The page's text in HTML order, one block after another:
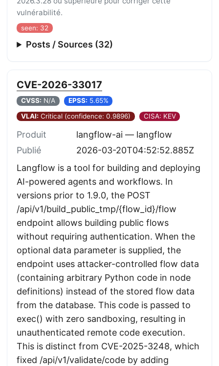
vulnérabilité.
seen: 32
Posts / Sources (32)
CVE-2026-33017
CVSS: N/A EPSS: 5.65%
VLAI: Critical (confidence: 0.9896) CISA: KEV
Produit
langflow-ai — langflow
Publié
2026-03-20T04:52:52.885Z
Langflow is a tool for building and deploying
AI-powered agents and workflows. In
versions prior to 1.9.0, the POST
/api/v1/build_public_tmp/{flow_id}/flow
endpoint allows building public flows
without requiring authentication. When the
optional data parameter is supplied, the
endpoint uses attacker-controlled flow data
(containing arbitrary Python code in node
definitions) instead of the stored flow data
from the database. This code is passed to
exec() with zero sandboxing, resulting in
unauthenticated remote code execution.
This is distinct from CVE-2025-3248, which
fixed /api/v1/validate/code by adding